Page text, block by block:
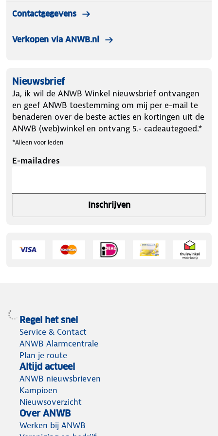
Contactgegevens
Verkopen via ANWB.nl
Nieuwsbrief
Ja, ik wil de ANWB Winkel nieuwsbrief ontvangen
en geef ANWB toestemming om mij per e-mail te
benaderen over de beste acties en kortingen uit de
ANWB (web)winkel en ontvang 5.- cadeautegoed.*
*Alleen voor leden
E-mailadres
Inschrijven
Regel het snel
Service & Contact
ANWB Alarmcentrale
Plan je route
Altijd actueel
ANWB nieuwsbrieven
Kampioen
Nieuwsoverzicht
Over ANWB
Werken bij ANWB